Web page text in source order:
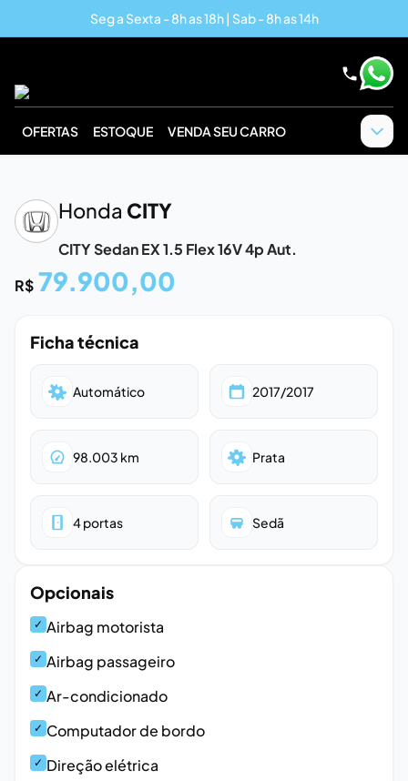
Seg a Sexta - 8h as 18h | Sab - 8h as 14h
OFERTAS ESTOQUE VENDA SEU CARRO
Honda CITY
CITY Sedan EX 1.5 Flex 16V 4p Aut.
R$ 79.900,00
Ficha técnica
Automático 2017/2017
98.003 km Prata
4portas Sedã
Opcionais
✓ Airbag motorista
✓ Airbag passageiro
✓ Ar-condicionado
✓ Computador de bordo
✓ Direção elétrica